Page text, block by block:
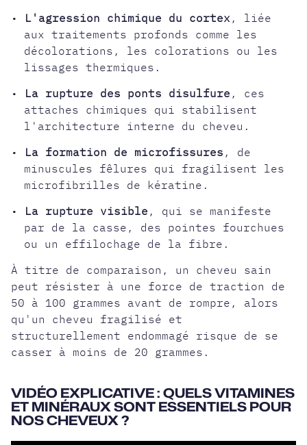
• L'agression chimique du cortex , liée
aux traitements profonds comme les
décolorations, les colorations ou les
lissages thermiques.
• La rupture des ponts disulfure , ces
attaches chimiques qui stabilisent
l'architecture interne du cheveu.
• La formation de microfissures , de
minuscules fêlures qui fragilisent les
microfibrilles de kératine.
• La rupture visible , qui se manifeste
par de la casse, des pointes fourchues
ou un effilochage de la fibre.
À titre de comparaison, un cheveu sain
peut résister à une force de traction de
50 à 100 grammes avant de rompre, alors
qu'un cheveu fragilisé et
structurellement endommagé risque de se
casser à moins de 20 grammes.
VIDÉO EXPLICATIVE : QUELS VITAMINES
ET MINÉRAUX SONT ESSENTIELS POUR
NOS CHEVEUX ?